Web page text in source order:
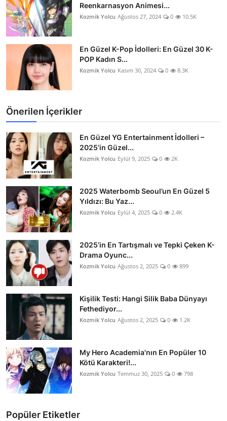
Reenkarnasyon Animesi...
Kozmik Yolcu Ağustos 27, 2024 0 10.5K
En Güzel K-Pop İdolleri: En Güzel 30 K-
POP Kadın S...
Kozmik Yolcu Kasım 30, 2024 0 8.3K
Önerilen İçerikler
En Güzel YG Entertainment İdolleri –
2025’in Güzel...
Kozmik Yolcu Eylül 9, 2025 0 2K
2025 Waterbomb Seoul’un En Güzel 5
Yıldızı: Bu Yaz...
Kozmik Yolcu Eylül 4, 2025 0 2.4K
2025’in En Tartışmalı ve Tepki Çeken K-
Drama Oyunc...
Kozmik Yolcu Ağustos 2, 2025 0 899
Kişilik Testi: Hangi Silik Baba Dünyayı
Fethediyor...
Kozmik Yolcu Ağustos 2, 2025 0 1.2K
My Hero Academia'nın En Popüler 10
Kötü Karakteri!...
Kozmik Yolcu Temmuz 30, 2025 0 798
Popüler Etiketler